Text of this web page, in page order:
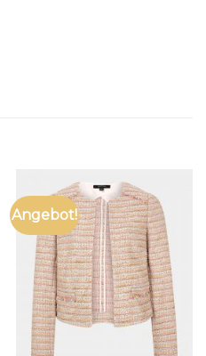
Angebot!